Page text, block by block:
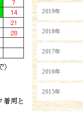
2019年
2018年
2017年
2016年
2015年